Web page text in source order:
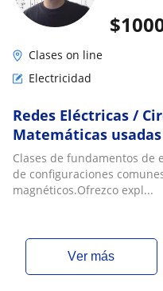
$
Clases on line
Electricidad
Redes Eléctricas /
Matemáticas
Clases de fundamentos
de configuraciones
magnéticos.Ofrezco expl...
ver más